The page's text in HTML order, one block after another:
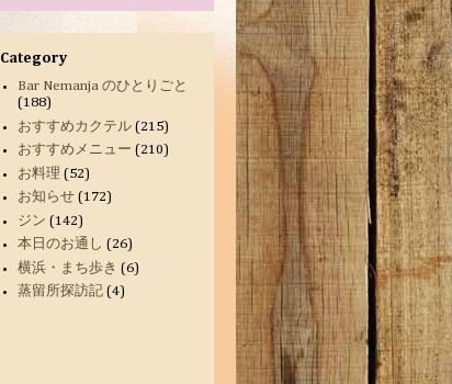
Category
Bar Nemanja のひとりごと
(188)
おすすめカクテル (215)
おすすめメニュー (210)
お料理 (52)
お知らせ (172)
ジン (142)
本日のお通し (26)
横浜・まち歩き (6)
蒸留所探訪記 (4)